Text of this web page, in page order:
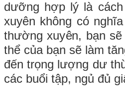
dưỡng hợp lý là
xuyên không có
thường xuyên, bạn
thể của bạn sẽ làm
đến trọng lượng dư
các buổi tập, ngủ đủ